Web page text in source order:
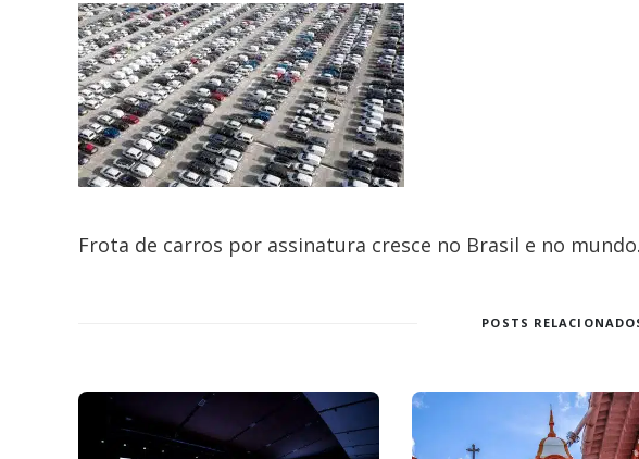
Frota de carros por assinatura cresce no Brasil e no
POSTS